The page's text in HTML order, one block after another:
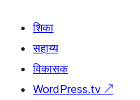
शिका
सहाय्य
विकासक
WordPress.tv ↗